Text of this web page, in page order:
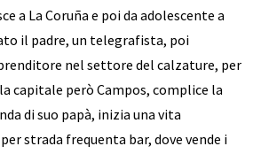
a La Coruña e poi da adolescente a
il padre, un telegrafista, poi
nel settore del calzature, per
capitale però Campos, complice la
di suo papà, inizia una vita
strada frequenta bar, dove vende i